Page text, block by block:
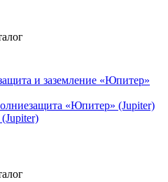
и заземление «Юпитер»
«Юпитер» (Jupiter)